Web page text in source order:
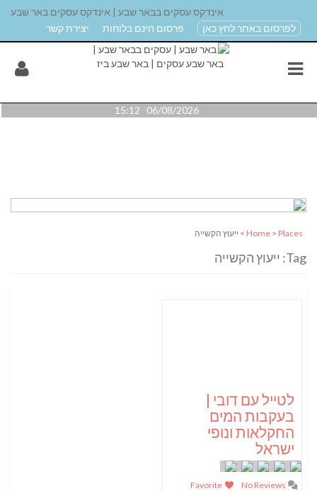
אינדקס עסקים בבאר שבע | אינדקס עסקים באר שבע
לפרסום באתר לחץ כאן
פרסום חינם בלוחות יצירת קשר
06/08/2026 15:12
Home > Places > ייעוץ הקשייה
Tag: ייעוץ הקשייה
לטייל עם דובי |
בעקבות המים
החקלאות ונופי
ישראל